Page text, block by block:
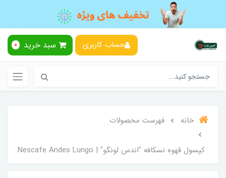
حساب کاربری سبد خرید 0
خانه فهرست محصولات
کپسول قهوه نسکافه "اندس لونگو" | Nescafe Andes Lungo